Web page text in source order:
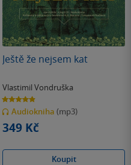
Ještě že nejsem kat
Vlastimil Vondruška
4.9
z
5
hvězdiček
Audiokniha (mp3)
349 Kč
Koupit